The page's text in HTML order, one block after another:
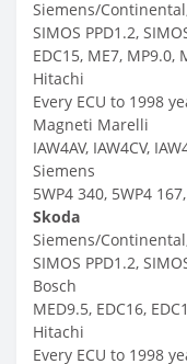
Siemens/Continental,
SIMOS PPD1.2,
EDC15, ME7, MP9.0,
Hitachi
Every ECU to 1998
Magneti Marelli
IAW4AV, IAW4CV,
Siemens
5WP4 340, 5WP4
Skoda
Siemens/Continental,
SIMOS PPD1.2,
Bosch
MED9.5, EDC16,
Hitachi
Every ECU to 1998